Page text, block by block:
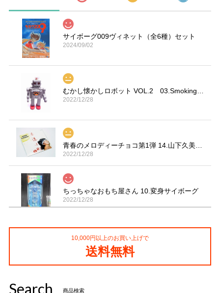
サイボーグ009ヴィネット（全6種）セット
2024/09/02
2022/12/28
2022/12/28
ちっちゃなおもち屋さん 10.変身サイボーグ
2022/12/28
2021/11/13
10,000円以上のお買い上げで
送料無料
Search 商品検索